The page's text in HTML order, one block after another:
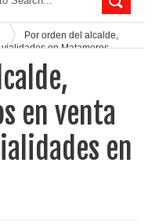
Por orden del alcalde,
en Matamoros
en venta
en